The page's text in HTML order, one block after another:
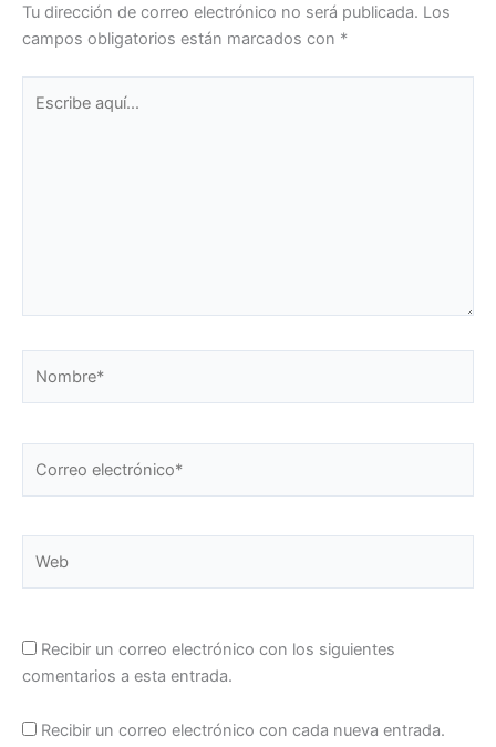
Tu dirección de correo electrónico no será publicada. Los
campos obligatorios están marcados con *
aquí...
electrónico*
Recibir un correo electrónico con los siguientes
comentarios a esta entrada.
Recibir un correo electrónico con cada nueva entrada.